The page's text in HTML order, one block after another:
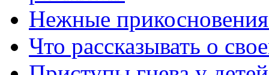
Нежные
Что рассказывать о